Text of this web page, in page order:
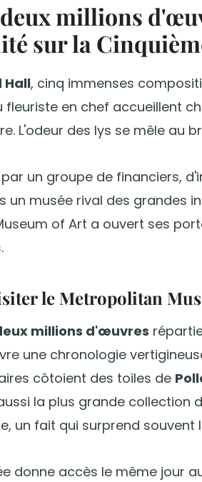
millions
sur la
Hall, cinq immenses
fleuriste en chef accueillent
L'odeur des lys se mêle au
par un groupe de financiers,
un musée rival des grandes
of Art a ouvert ses
le Metropolitan
millions d'œuvres
une chronologie
côtoient des toiles de
la plus grande
un fait qui surprend souvent
donne accès le même jour